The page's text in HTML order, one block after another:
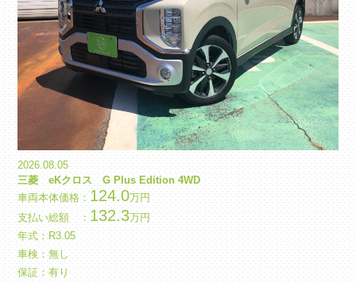
2026.08.05
三菱 eKクロス G Plus Edition 4WD
車両本体価格： 124.0万円
支払い総額 ： 132.3万円
年式： R3.05
車検：無し
保証：有り